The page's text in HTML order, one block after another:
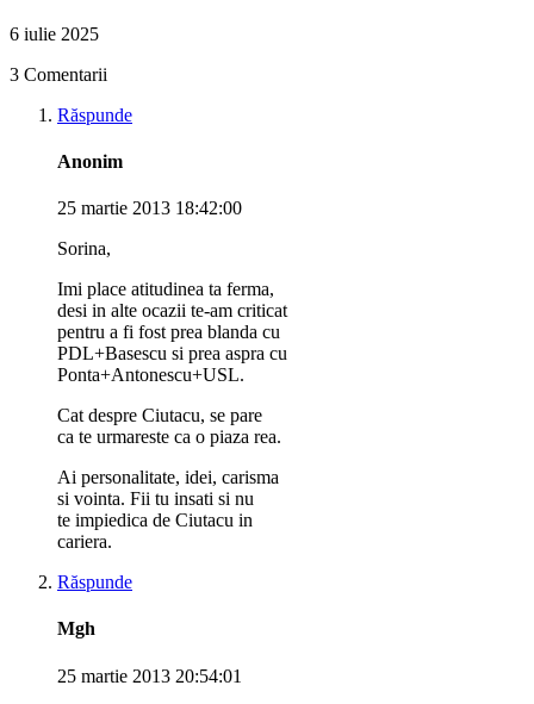
6 iulie 2025
3 Comentarii
Răspunde
Anonim
25 martie 2013 18:42:00
Sorina,
Imi place atitudinea ta ferma,
desi in alte ocazii te-am criticat
pentru a fi fost prea blanda cu
PDL+Basescu si prea aspra cu
Ponta+Antonescu+USL.
Cat despre Ciutacu, se pare
ca te urmareste ca o piaza rea.
Ai personalitate, idei, carisma
si vointa. Fii tu insati si nu
te impiedica de Ciutacu in
cariera.
Răspunde
Mgh
25 martie 2013 20:54:01